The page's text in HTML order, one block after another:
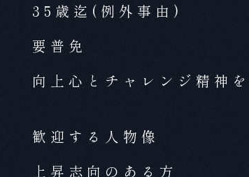
35歳迄(例外事由)
要普免
向上心とチャレンジ精神
歓迎する人物像
上昇志向のある方